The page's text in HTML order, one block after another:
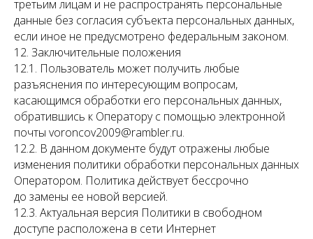
третьим лицам и не распространять персональные
данные без согласия субъекта персональных данных,
если иное не предусмотрено федеральным законом.
12. Заключительные положения
12.1. Пользователь может получить любые
разъяснения по интересующим вопросам,
касающимся обработки его персональных данных,
обратившись к Оператору с помощью электронной
почты voroncov2009@rambler.ru.
12.2. В данном документе будут отражены любые
изменения политики обработки персональных данных
Оператором. Политика действует бессрочно
до замены ее новой версией.
12.3. Актуальная версия Политики в свободном
доступе расположена в сети Интернет